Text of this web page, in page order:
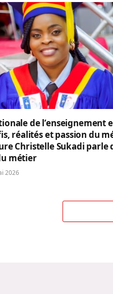
de l’enseignement
réalités et passion du
Christelle Sukadi parle
métier
2026